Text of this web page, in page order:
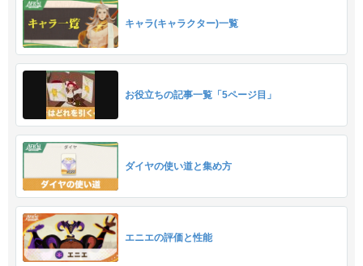
キャラ(キャラクター)一覧
お役立ちの記事一覧「5ページ目」
ダイヤの使い道と集め方
エニエの評価と性能